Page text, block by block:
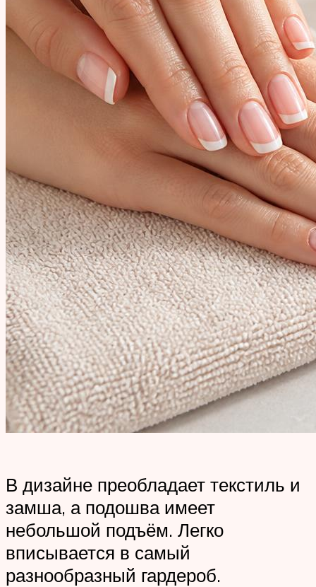
В дизайне преобладает текстиль и
замша, а подошва имеет
небольшой подъём. Легко
вписывается в самый
разнообразный гардероб.